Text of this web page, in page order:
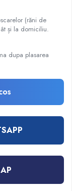
(răni de
și la domiciliu.
dupa plasarea